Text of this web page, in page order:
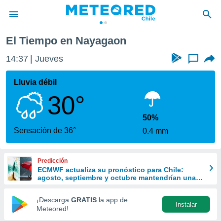
de
por
se
calidad.
a este
las
y
forma
digital
basada
El Tiempo en Nayagaon
14:37 Jueves ...
Lluvia débil
30°
Sensación de 36°
50%
0.4 mm
Predicción
ECMWF actualiza su pronóstico para Chile:
agosto, septiembre y octubre mantendrían una
¡Descarga GRATIS la app de
Meteored!
Instalar